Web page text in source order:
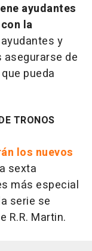
ayudantes
la
y
de
pueda
TRONOS
los nuevos
sexta
más especial
serie se
R.R. Martin.